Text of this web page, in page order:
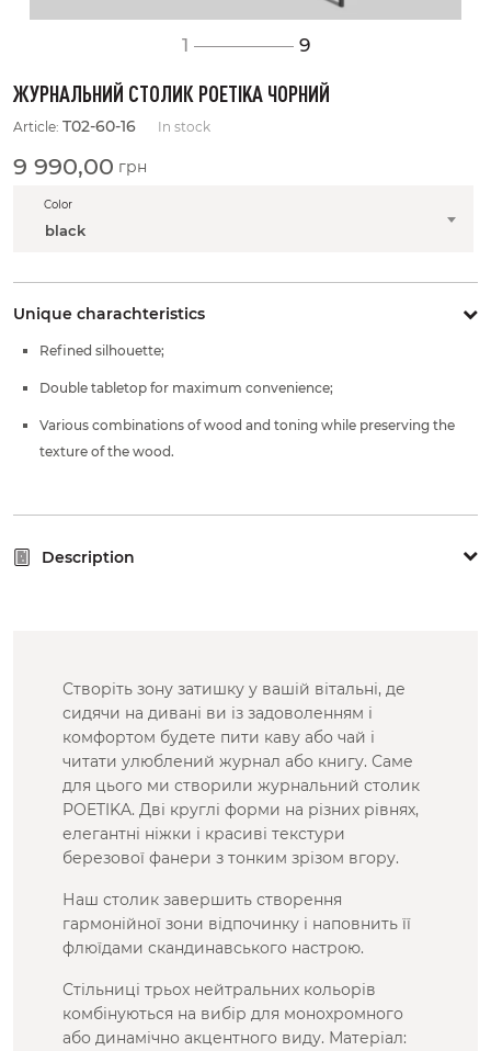
1 9
ЖУРНАЛЬНИЙ СТОЛИК POETIKA ЧОРНИЙ
Article: T02-60-16 In stock
9 990,00 грн
Color
black
Unique charachteristics
Refined silhouette;
Double tabletop for maximum convenience;
Various combinations of wood and toning while preserving the
texture of the wood.
Description
Створіть зону затишку у вашій вітальні, де
сидячи на дивані ви із задоволенням і
комфортом будете пити каву або чай і
читати улюблений журнал або книгу. Саме
для цього ми створили журнальний столик
POETIKA. Дві круглі форми на різних рівнях,
елегантні ніжки і красиві текстури
березової фанери з тонким зрізом вгору.
Наш столик завершить створення
гармонійної зони відпочинку і наповнить її
флюїдами скандинавського настрою.
Стільниці трьох нейтральних кольорів
комбінуються на вибір для монохромного
або динамічно акцентного виду. Матеріал: